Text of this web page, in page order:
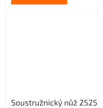
Soustružnický nůž 2525